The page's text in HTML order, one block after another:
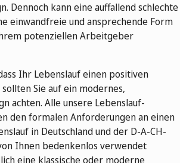
Dennoch kann eine auffallend schlechte
einwandfreie und ansprechende Form
potenziellen Arbeitgeber
Ihr Lebenslauf einen positiven
Sie auf ein modernes,
achten. Alle unsere Lebenslauf-
den formalen Anforderungen an einen
in Deutschland und der D-A-CH-
Ihnen bedenkenlos verwendet
eine klassische oder moderne